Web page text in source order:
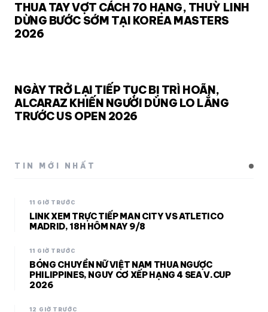
THUA TAY VỢT CÁCH 70 HẠNG, THUỲ LINH
DỪNG BƯỚC SỚM TẠI KOREA MASTERS
2026
NGÀY TRỞ LẠI TIẾP TỤC BỊ TRÌ HOÃN,
ALCARAZ KHIẾN NGƯỜI DÙNG LO LẮNG
TRƯỚC US OPEN 2026
TIN MỚI NHẤT
11 GIỜ TRƯỚC
LINK XEM TRỰC TIẾP MAN CITY VS ATLETICO
MADRID, 18H HÔM NAY 9/8
11 GIỜ TRƯỚC
BÓNG CHUYỀN NỮ VIỆT NAM THUA NGƯỢC
PHILIPPINES, NGUY CƠ XẾP HẠNG 4 SEA V.CUP
2026
12 GIỜ TRƯỚC